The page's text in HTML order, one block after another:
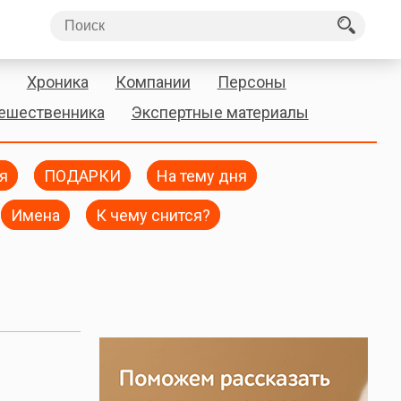
Хроника Компании
Персоны
Экспертные материалы
ПОДАРКИ На тему дня
Имена К чему снится?